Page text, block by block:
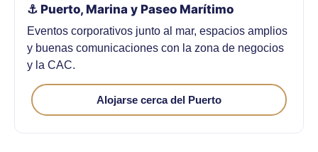
⚓ Puerto, Marina y Paseo Marítimo
Eventos corporativos junto al mar, espacios amplios
y buenas comunicaciones con la zona de negocios
y la CAC.
Alojarse cerca del Puerto